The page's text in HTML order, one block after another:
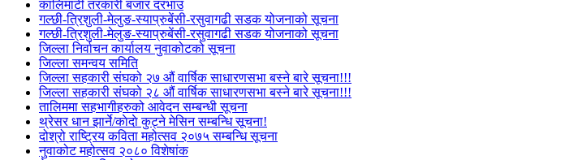
कालिमाटी तरकारी बजार दरभाउ
गल्छी-त्रिशुली-मेलुङ-स्याप्रुबेंसी-रसुवागढी सडक योजनाको सूचना
गल्छी-त्रिशुली-मेलुङ-स्याप्रुबेंसी-रसुवागढी सडक योजनाको सूचना
जिल्ला निर्वाचन कार्यालय नुवाकोटको सूचना
जिल्ला समन्वय समिति
जिल्ला सहकारी संघको २७ औं वार्षिक साधारणसभा बस्ने बारे सूचना!!!
जिल्ला सहकारी संघको २८ औं वार्षिक साधारणसभा बस्ने बारे सूचना!!!
तालिममा सहभागीहरुको आवेदन सम्बन्धी सूचना
थ्रेसर धान झार्ने/काेदाे कुट्ने मेसिन सम्बन्धि सूचना!
दोश्रो राष्ट्रिय कविता महोत्सव २०७५ सम्बन्धि सूचना
नुवाकोट महोत्सव २०८० विशेषांक